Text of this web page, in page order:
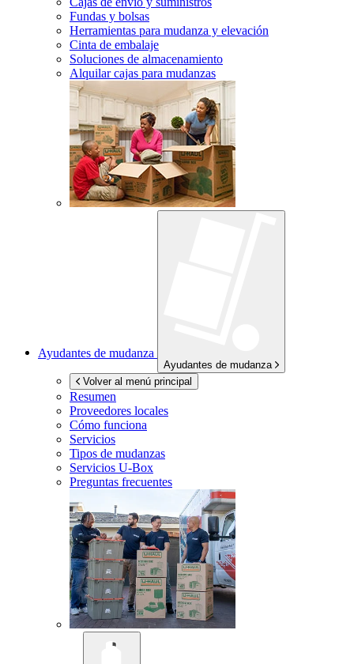
Fundas y bolsas
Herramientas para mudanza y elevación
Cinta de embalaje
Soluciones de almacenamiento
Alquilar cajas para mudanzas
Ayudantes de mudanza
Ayudantes de mudanza
Volver al menú principal
Resumen
Proveedores locales
Cómo funciona
Servicios
Tipos de mudanzas
Servicios U-Box
Preguntas frecuentes